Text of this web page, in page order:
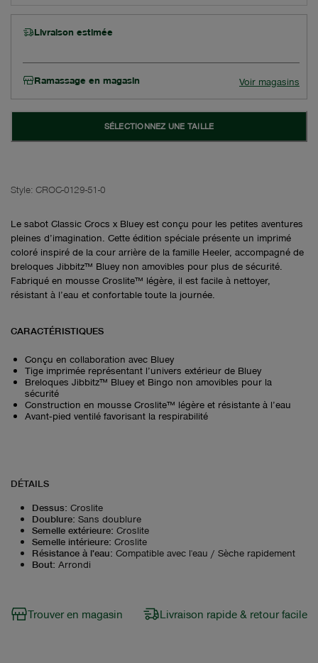
Livraison estimée
Ramassage en magasin Voir magasins
SÉLECTIONNEZ UNE TAILLE
Style: CROC-0129-51-0
Le sabot Classic Crocs x Bluey est conçu pour les petites aventures
pleines d’imagination. Cette édition spéciale présente un imprimé
coloré inspiré de la cour arrière de la famille Heeler, accompagné de
breloques Jibbitz™ Bluey non amovibles pour plus de sécurité.
Fabriqué en mousse Croslite™ légère, il est facile à nettoyer,
résistant à l’eau et confortable toute la journée.
CARACTÉRISTIQUES
Conçu en collaboration avec Bluey
Tige imprimée représentant l’univers extérieur de Bluey
Breloques Jibbitz™ Bluey et Bingo non amovibles pour la
sécurité
Construction en mousse Croslite™ légère et résistante à l’eau
Avant‑pied ventilé favorisant la respirabilité
DÉTAILS
Dessus: Croslite
Doublure: Sans doublure
Semelle extérieure: Croslite
Semelle intérieure: Croslite
Résistance à l'eau: Compatible avec l'eau / Sèche rapidement
Bout: Arrondi
Trouver en magasin Livraison rapide & retour facile